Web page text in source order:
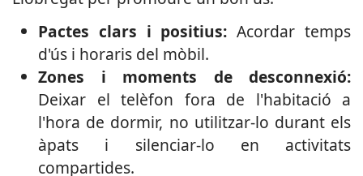
Pactes clars i positius: Acordar temps
d'ús i horaris del mòbil.
Zones i moments de desconnexió:
Deixar el telèfon fora de l'habitació a
l'hora de dormir, no utilitzar-lo durant els
àpats i silenciar-lo en activitats
compartides.